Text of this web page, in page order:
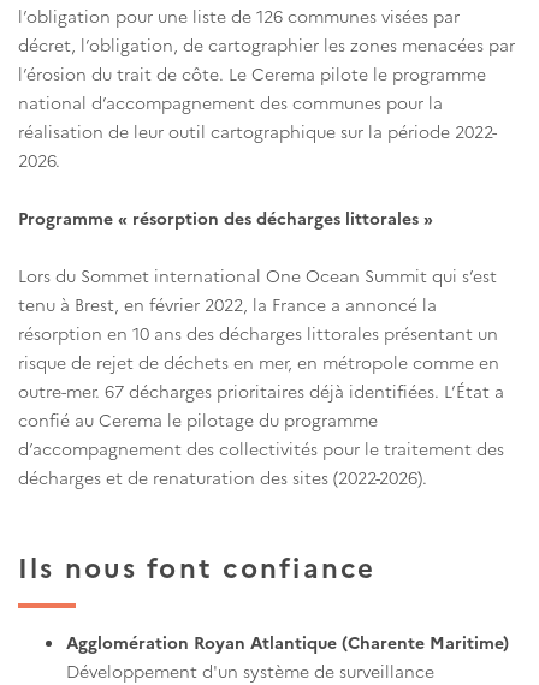
l’obligation pour une liste de 126 communes visées par
décret, l’obligation, de cartographier les zones menacées par
l’érosion du trait de côte. Le Cerema pilote le programme
national d’accompagnement des communes pour la
réalisation de leur outil cartographique sur la période 2022-
2026.
Programme « résorption des décharges littorales »
Lors du Sommet international One Ocean Summit qui s’est
tenu à Brest, en février 2022, la France a annoncé la
résorption en 10 ans des décharges littorales présentant un
risque de rejet de déchets en mer, en métropole comme en
outre-mer. 67 décharges prioritaires déjà identifiées. L’État a
confié au Cerema le pilotage du programme
d’accompagnement des collectivités pour le traitement des
décharges et de renaturation des sites (2022-2026).
Ils nous font confiance
Agglomération Royan Atlantique (Charente Maritime)
Développement d'un système de surveillance